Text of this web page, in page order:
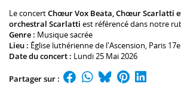
Le concertChœur Vox Beata, Chœur Scarlatti
orchestral Scarlatti est référencé dans notre
Genre : Musique sacrée
Lieu : Église luthérienne de l'Ascension, Paris 17e
Date du concert : Lundi 25 Mai 2026
Partager sur :